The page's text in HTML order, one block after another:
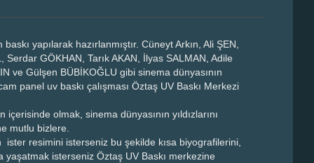
yapılarak hazırlanmıştır. Cüneyt Arkın, Ali ŞEN,
GÖKHAN, Tarık AKAN, İlyas SALMAN, Adile
ve Gülşen BÜBİKOĞLU gibi sinema dünyasının
panel uv baskı çalışması Öztaş UV Baskı Merkezi
olmak, sinema dünyasının yıldızlarını
mutlu bizlere.
resimini isterseniz bu şekilde kısa biyografilerini,
isterseniz Öztaş UV Baskı merkezine